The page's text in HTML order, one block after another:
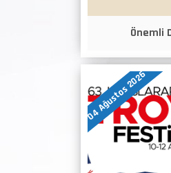
Önemli
04 Ağustos 2026